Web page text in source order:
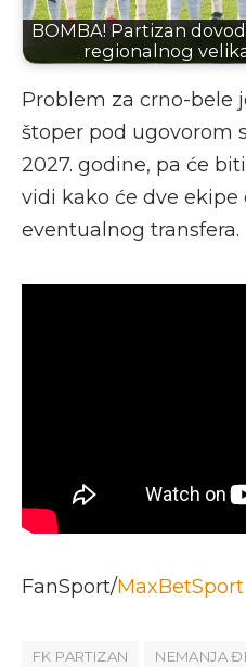
BOMBA! Partizan
regionalnog
Problem za crno-bele
štoper pod ugovorom
2027. godine, pa će
vidi kako će dve ekipe
eventualnog transfera.
FanSport/MaxBetSport
FK PARTIZAN NEMANJA